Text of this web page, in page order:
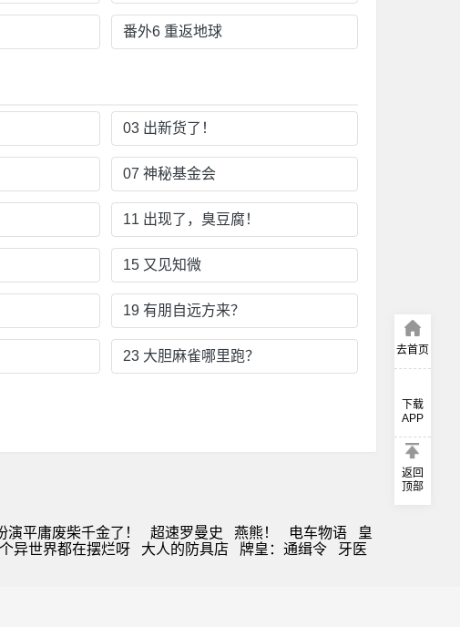
番外6 重返地球
03 出新货了！
07 神秘基金会
11 出现了，臭豆腐！
15 又见知微
19 有朋自远方来？
23 大胆麻雀哪里跑？
演平庸废柴千金了！ 超速罗曼史 燕熊！ 电车物语
皇
异世界都在摆烂呀 大人的防具店 牌皇：通缉令
牙医
去首页
下载
APP
返回
顶部